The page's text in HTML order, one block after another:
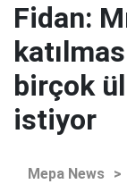
Fidan:
birçok
istiyor
Mepa News >